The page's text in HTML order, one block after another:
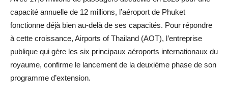
capacité annuelle de 12 millions, l’aéroport de Phuket
fonctionne déjà bien au-delà de ses capacités. Pour répondre
à cette croissance, Airports of Thailand (AOT), l’entreprise
publique qui gère les six principaux aéroports internationaux du
royaume, confirme le lancement de la deuxième phase de son
programme d’extension.